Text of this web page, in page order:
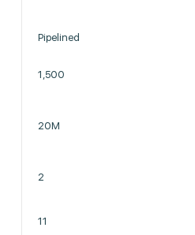
Pipelined
1,500
20M
2
11